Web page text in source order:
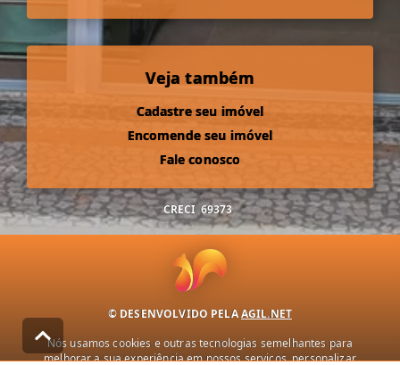
Veja também
Cadastre seu imóvel
Encomende seu imóvel
Fale conosco
CRECI 69373
© DESENVOLVIDO PELAAGIL.NET
Nós usamos cookies e outras tecnologias semelhantes para
melhorar a sua experiência em nossos serviços, personalizar